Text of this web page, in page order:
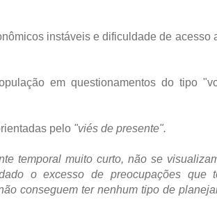
instáveis e dificuldade de acesso
em questionamentos do tipo
pelo "viés de presente".
temporal muito curto, não se
o excesso de preocupações que
conseguem ter nenhum tipo de